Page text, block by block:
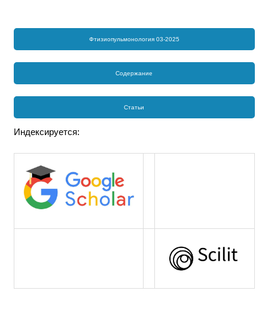
Фтизиопульмонология 03-2025
Содержание
Статьи
Индексируется: